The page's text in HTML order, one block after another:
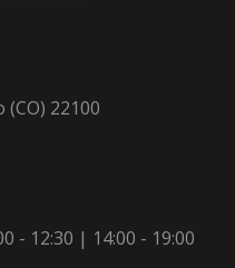
22100
- 12:30 | 14:00 - 19:00